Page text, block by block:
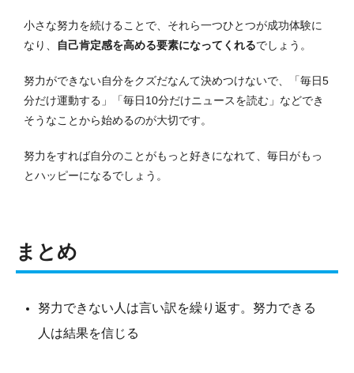
小さな努力を続けることで、それら一つひとつが成功体験に
なり、
自己肯定感を高める要素になってくれるでしょう。
努力ができない自分をクズだなんて決めつけないで、「毎日5
分だけ運動する」「毎日10分だけニュースを読む」などでき
そうなことから始めるのが大切です。
努力をすれば自分のことがもっと好きになれて、毎日がもっ
とハッピーになるでしょう。
まとめ
努力できない人は言い訳を繰り返す。努力できる
人は結果を信じる